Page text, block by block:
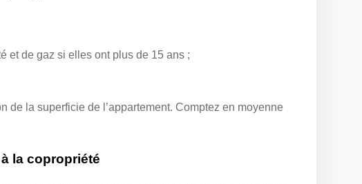
et de gaz si elles ont plus de 15 ans ;
de la superficie de l’appartement. Comptez en moyenne
la copropriété